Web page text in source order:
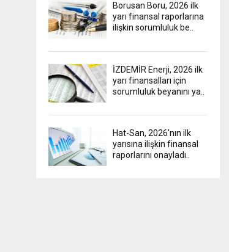
Borusan Boru, 2026 ilk
yarı finansal raporlarına
ilişkin sorumluluk be..
İZDEMİR Enerji, 2026 ilk
yarı finansalları için
sorumluluk beyanını ya..
Hat-San, 2026'nın ilk
yarısına ilişkin finansal
raporlarını onayladı..